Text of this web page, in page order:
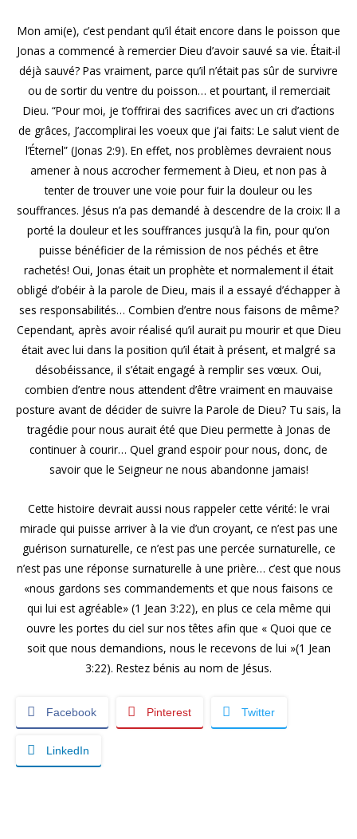
Mon ami(e), c’est pendant qu’il était encore dans le poisson que
Jonas a commencé à remercier Dieu d’avoir sauvé sa vie. Était-il
déjà sauvé? Pas vraiment, parce qu’il n’était pas sûr de survivre
ou de sortir du ventre du poisson… et pourtant, il remerciait
Dieu. “Pour moi, je t’offrirai des sacrifices avec un cri d’actions
de grâces, J’accomplirai les voeux que j’ai faits: Le salut vient de
l’Éternel” (Jonas 2:9). En effet, nos problèmes devraient nous
amener à nous accrocher fermement à Dieu, et non pas à
tenter de trouver une voie pour fuir la douleur ou les
souffrances. Jésus n’a pas demandé à descendre de la croix: Il a
porté la douleur et les souffrances jusqu’à la fin, pour qu’on
puisse bénéficier de la rémission de nos péchés et être
rachetés! Oui, Jonas était un prophète et normalement il était
obligé d’obéir à la parole de Dieu, mais il a essayé d’échapper à
ses responsabilités… Combien d’entre nous faisons de même?
Cependant, après avoir réalisé qu’il aurait pu mourir et que Dieu
était avec lui dans la position qu’il était à présent, et malgré sa
désobéissance, il s’était engagé à remplir ses vœux. Oui,
combien d’entre nous attendent d’être vraiment en mauvaise
posture avant de décider de suivre la Parole de Dieu? Tu sais, la
tragédie pour nous aurait été que Dieu permette à Jonas de
continuer à courir… Quel grand espoir pour nous, donc, de
savoir que le Seigneur ne nous abandonne jamais!
Cette histoire devrait aussi nous rappeler cette vérité: le vrai
miracle qui puisse arriver à la vie d’un croyant, ce n’est pas une
guérison surnaturelle, ce n’est pas une percée surnaturelle, ce
n’est pas une réponse surnaturelle à une prière… c’est que nous
«nous gardons ses commandements et que nous faisons ce
qui lui est agréable» (1 Jean 3:22), en plus ce cela même qui
ouvre les portes du ciel sur nos têtes afin que « Quoi que ce
soit que nous demandions, nous le recevons de lui »(1 Jean
3:22). Restez bénis au nom de Jésus.
Facebook Pinterest Twitter
LinkedIn